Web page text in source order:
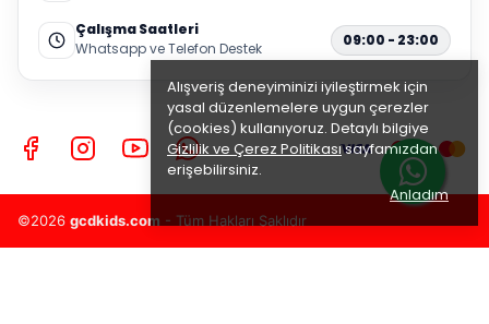
Alışveriş deneyiminizi iyileştirmek için
yasal düzenlemelere uygun çerezler
(cookies) kullanıyoruz. Detaylı bilgiye
Gizlilik ve Çerez Politikasısayfamızdan
erişebilirsiniz.
Anladım
Çalışma Saatleri
Whatsapp ve Telefon Destek
09:00 - 23:00
©2026 gcdkids.com - Tüm Hakları Saklıdır